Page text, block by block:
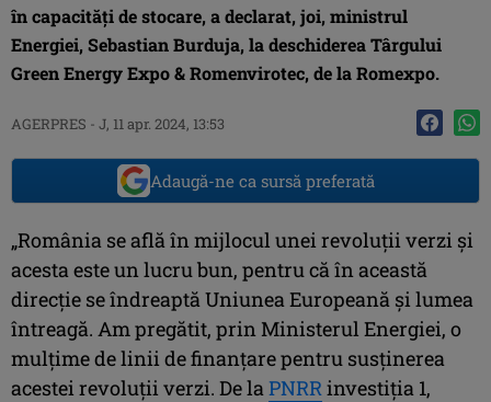
în capacităţi de stocare, a declarat, joi, ministrul
Energiei, Sebastian Burduja, la deschiderea Târgului
Green Energy Expo & Romenvirotec, de la Romexpo.
AGERPRES - J, 11 apr. 2024, 13:53
Adaugă-ne ca sursă preferată
„România se află în mijlocul unei revoluţii verzi şi
acesta este un lucru bun, pentru că în această
direcţie se îndreaptă Uniunea Europeană şi lumea
întreagă. Am pregătit, prin Ministerul Energiei, o
mulţime de linii de finanţare pentru susţinerea
acestei revoluţii verzi. De laPNRRinvestiţia 1,